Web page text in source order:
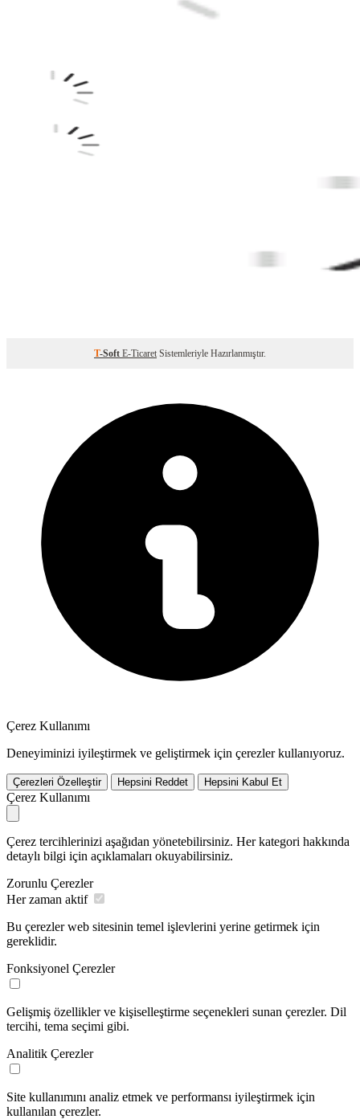
T-Soft E-Ticaret Sistemleriyle Hazırlanmıştır.
Çerez Kullanımı
Deneyiminizi iyileştirmek ve geliştirmek için çerezler kullanıyoruz.
Çerezleri Özelleştir Hepsini Reddet Hepsini Kabul Et
Çerez Kullanımı
Çerez tercihlerinizi aşağıdan yönetebilirsiniz. Her kategori hakkında
detaylı bilgi için açıklamaları okuyabilirsiniz.
Zorunlu Çerezler
Her zaman aktif
Bu çerezler web sitesinin temel işlevlerini yerine getirmek için
gereklidir.
Fonksiyonel Çerezler
Gelişmiş özellikler ve kişiselleştirme seçenekleri sunan çerezler. Dil
tercihi, tema seçimi gibi.
Analitik Çerezler
Site kullanımını analiz etmek ve performansı iyileştirmek için
kullanılan çerezler.